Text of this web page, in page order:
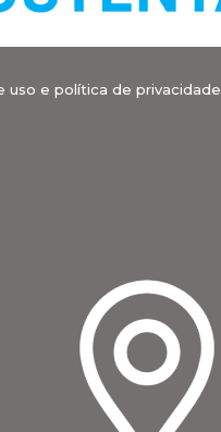
uso e política de privacidade